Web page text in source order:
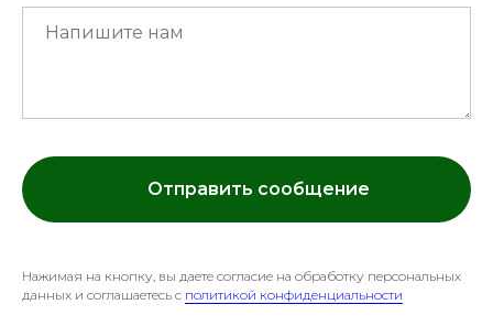
Отправить сообщение
Нажимая на кнопку, вы даете согласие на обработку персональных
данных и соглашаетесь c политикой конфиденциальности